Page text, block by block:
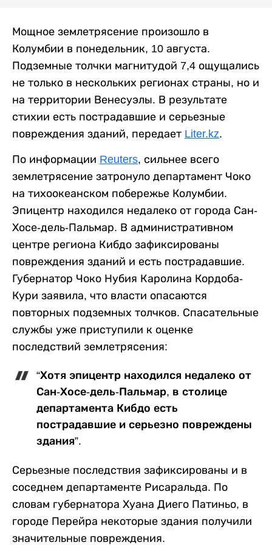
Мощное землетрясение произошло в
Колумбии в понедельник, 10 августа.
Подземные толчки магнитудой 7,4 ощущались
не только в нескольких регионах страны, но и
на территории Венесуэлы. В результате
стихии есть пострадавшие и серьезные
повреждения зданий, передает Liter.kz.
По информации Reuters, сильнее всего
землетрясение затронуло департамент Чоко
на тихоокеанском побережье Колумбии.
Эпицентр находился недалеко от города Сан-
Хосе-дель-Пальмар. В административном
центре региона Кибдо зафиксированы
повреждения зданий и есть пострадавшие.
Губернатор Чоко Нубия Каролина Кордоба-
Кури заявила, что власти опасаются
повторных подземных толчков. Спасательные
службы уже приступили к оценке
последствий землетрясения:
“Хотя эпицентр находился недалеко от
Сан-Хосе-дель-Пальмар, в столице
департамента Кибдо есть
пострадавшие и серьезно повреждены
здания”.
Серьезные последствия зафиксированы и в
соседнем департаменте Рисаральда. По
словам губернатора Хуана Диего Патиньо, в
городе Перейра некоторые здания получили
значительные повреждения.